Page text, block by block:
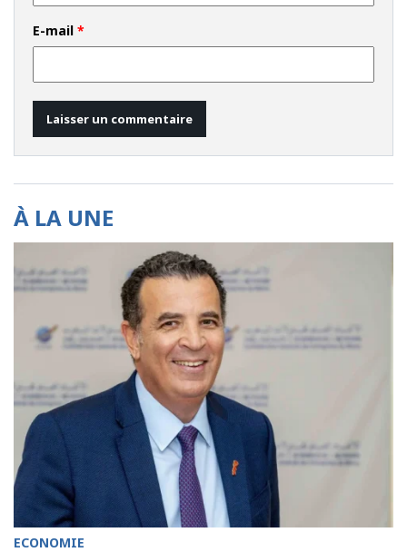
E-mail *
À LA UNE
ECONOMIE